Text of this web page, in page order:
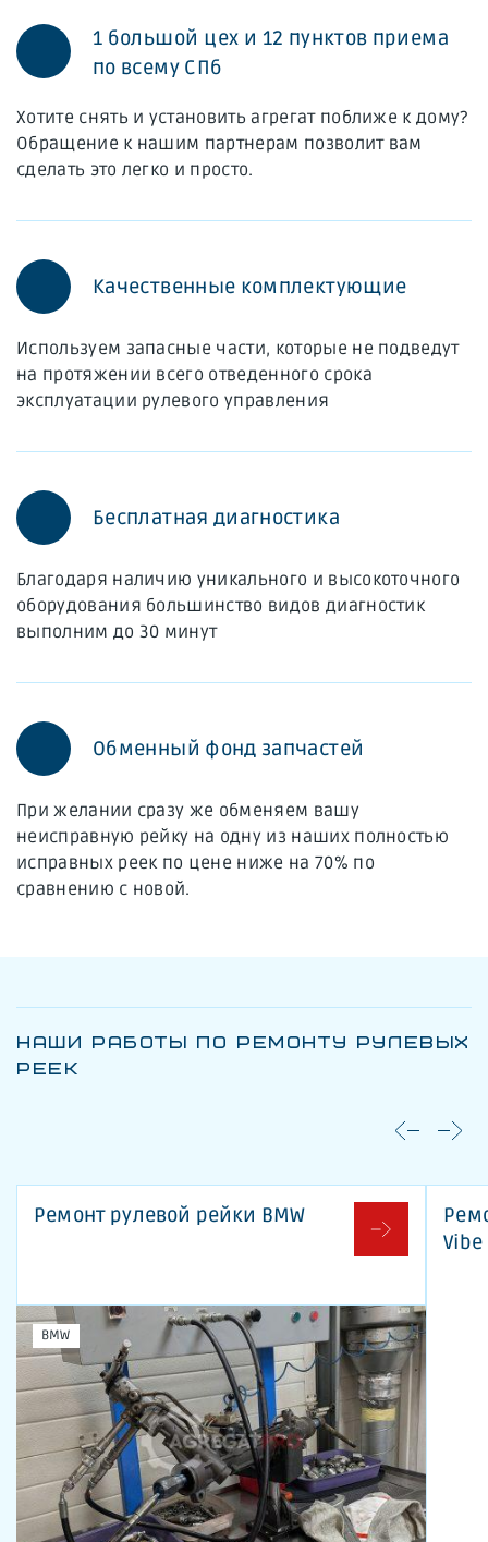
1 большой цех и 12 пунктов приема
по всему СПб
Хотите снять и установить агрегат поближе к дому?
Обращение к нашим партнерам позволит вам
сделать это легко и просто.
Качественные комплектующие
Используем запасные части, которые не подведут
на протяжении всего отведенного срока
эксплуатации рулевого управления
Бесплатная диагностика
Благодаря наличию уникального и высокоточного
оборудования большинство видов диагностик
выполним до 30 минут
Обменный фонд запчастей
При желании сразу же обменяем вашу
неисправную рейку на одну из наших полностью
исправных реек по цене ниже на 70% по
сравнению с новой.
НАШИ РАБОТЫ ПО РЕМОНТУ РУЛЕВЫХ
РЕЕК
Ремонт рулевой рейки BMW
BMW
Vibe